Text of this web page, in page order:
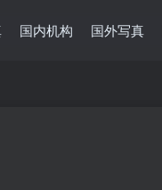
国内机构 国外写真